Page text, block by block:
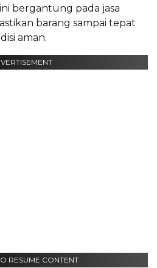
bergantung pada jasa
barang sampai tepat
aman.
RESUME CONTENT